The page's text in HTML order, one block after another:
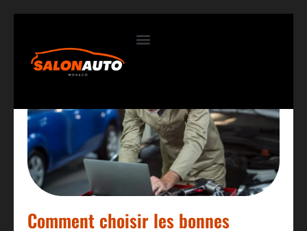
Comment choisir les bonnes